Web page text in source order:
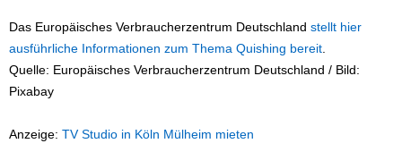
Das Europäisches Verbraucherzentrum Deutschland stellt hier
ausführliche Informationen zum Thema Quishing bereit
Quelle: Europäisches Verbraucherzentrum Deutschland / Bild:
Pixabay
Anzeige: TV Studio in Köln Mülheim mieten